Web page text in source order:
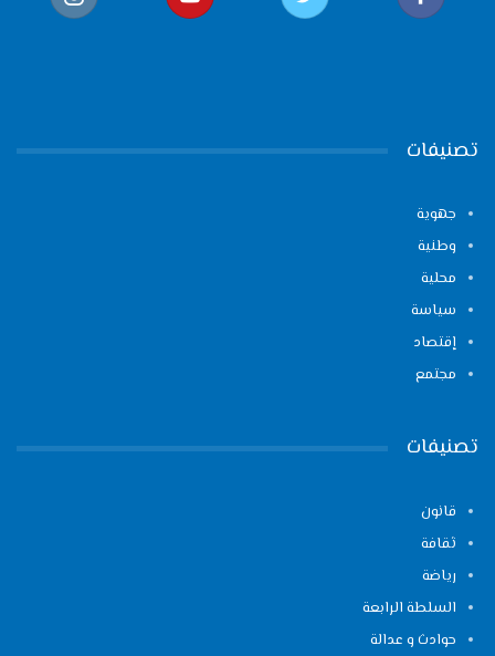
تصنيفات
جهوية
وطنية
محلية
سياسة
إقتصاد
مجتمع
تصنيفات
قانون
ثقافة
رياضة
السلطة الرابعة
حوادث و عدالة